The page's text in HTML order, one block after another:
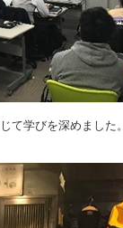
て学びを深めました。